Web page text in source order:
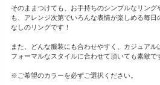
そのままつけても、お手持ちのシンプルなリン
も、アレンジ次第でいろんな表情が楽しめる毎
なしのリングです！
また、どんな服装にも合わせやすく、カジュア
フォーマルなスタイルに合わせて頂いても素敵で
※ご希望のカラーを必ずご選択ください。